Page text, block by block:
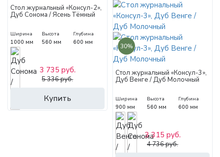
Стол журнальный «Консул-2»,
Дуб Сонома / Ясень Тёмный
Ширина
1000 мм
Высота
560 мм
Глубина
600 мм
Купить
3 735 руб.
5 336 руб.
30%
Стол журнальный «Консул-3»,
Дуб Венге / Дуб Молочный
Ширина
900 мм
Высота
560 мм
Глубина
600 мм
3 315 руб.
4 736 руб.